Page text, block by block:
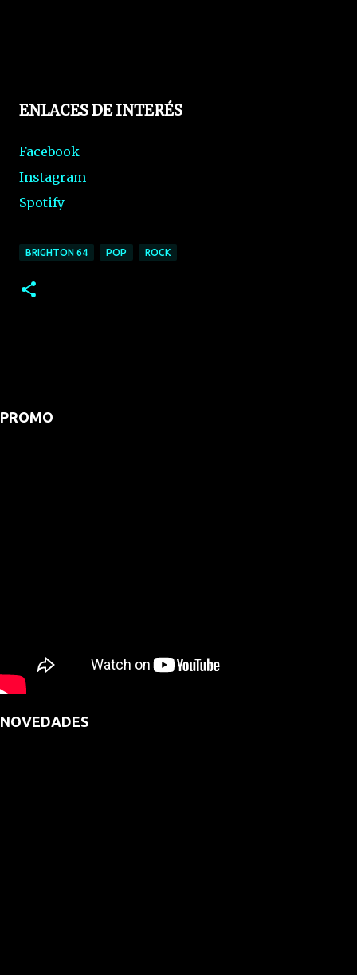
ENLACES DE INTERÉS
Facebook
Instagram
Spotify
BRIGHTON 64 POP ROCK
PROMO
NOVEDADES